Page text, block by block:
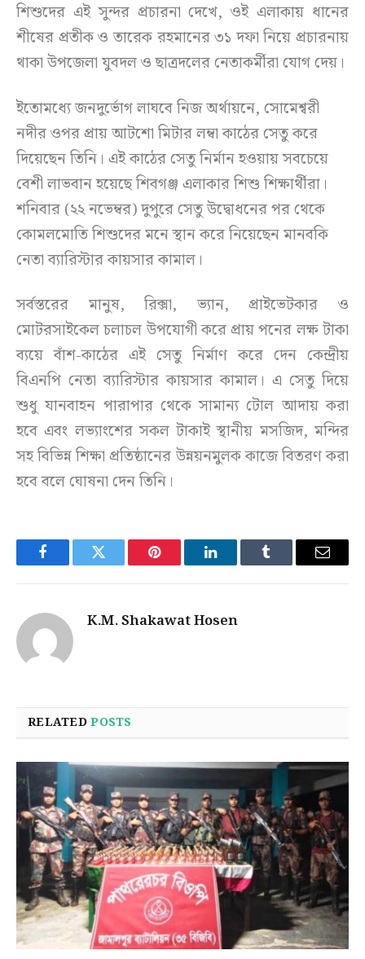
শিশুদের এই সুন্দর প্রচারনা দেখে, ওই এলাকায় ধানের
শীষের প্রতীক ও তারেক রহমানের ৩১ দফা নিয়ে প্রচারনায়
থাকা উপজেলা যুবদল ও ছাত্রদলের নেতাকর্মীরা যোগ দেয়।
ইতোমধ্যে জনদুর্ভোগ লাঘবে নিজ অর্থায়নে, সোমেশ্বরী
নদীর ওপর প্রায় আটশো মিটার লম্বা কাঠের সেতু করে
দিয়েছেন তিনি। এই কাঠের সেতু নির্মান হওয়ায় সবচেয়ে
বেশী লাভবান হয়েছে শিবগঞ্জ এলাকার শিশু শিক্ষার্থীরা।
শনিবার (২২ নভেম্বর) দুপুরে সেতু উদ্বোধনের পর থেকে
কোমলমোতি শিশুদের মনে স্থান করে নিয়েছেন মানবকি
নেতা ব্যারিস্টার কায়সার কামাল।
সর্বস্তরের মানুষ, রিক্সা, ভ্যান, প্রাইভেটকার ও
মোটরসাইকেল চলাচল উপযোগী করে প্রায় পনের লক্ষ টাকা
ব্যয়ে বাঁশ-কাঠের এই সেতু নির্মাণ করে দেন কেন্দ্রীয়
বিএনপি নেতা ব্যারিস্টার কায়সার কামাল। এ সেতু দিয়ে
শুধু যানবাহন পারাপার থেকে সামান্য টোল আদায় করা
হবে এবং লভ্যাংশের সকল টাকাই স্থানীয় মসজিদ, মন্দির
সহ বিভিন্ন শিক্ষা প্রতিষ্ঠানের উন্নয়নমুলক কাজে বিতরণ করা
হবে বলে ঘোষনা দেন তিনি।
FacebookTwitter Pinterest LinkedInTumblr Email
K.M. Shakawat Hosen
RELATEDPOSTS